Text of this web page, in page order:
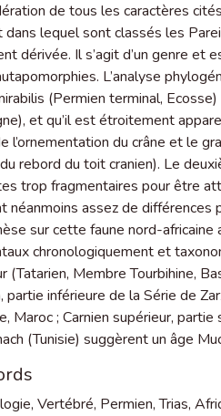
de tous les caractères
lequel sont classés les
dérivée. Il s’agit d’un genre et
L’analyse
(Permien terminal,
et qu’il est étroitement
l’ornementation du crâne et le
rebord du toit cranien). Le
trop fragmentaires pour être
néanmoins assez de différences
sur cette faune nord-
chronologiquement et
(Tatarien, Membre Tourbihine,
partie inférieure de la Série de
Maroc ; Carnien supérieur,
(Tunisie) suggèrent un âge
, Vertébré, Permien,Trias,